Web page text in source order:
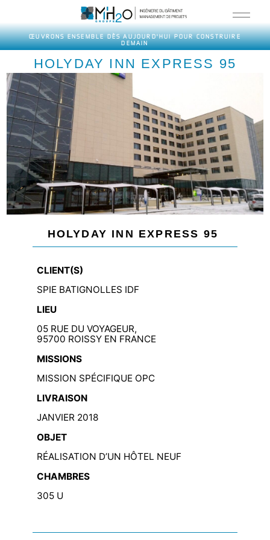
ŒUVRONS ENSEMBLE DÈS AUJOURD'HUI POUR CONSTRUIRE
DEMAIN
contenu
HOLYDAY INN EXPRESS 95
HOLYDAY INN EXPRESS 95
CLIENT(S)
SPIE BATIGNOLLES IDF
LIEU
05 RUE DU VOYAGEUR,
95700 ROISSY EN FRANCE
MISSIONS
MISSION SPÉCIFIQUE OPC
LIVRAISON
JANVIER 2018
OBJET
RÉALISATION D’UN HÔTEL NEUF
CHAMBRES
305 U